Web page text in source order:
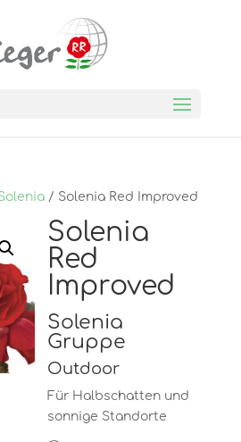
/ Solenia Red Improved
Solenia
Red
Improved
Solenia
Gruppe
Outdoor
Für Halbschatten und
sonnige Standorte